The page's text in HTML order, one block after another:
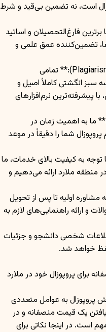
است، نه تضمین بی‌قید و شرط
فارغ‌التحصیلان و اساتید
تضمین‌کننده عمق علمی و
* **اصالت و عدم سرقت ادبی (Plagiarism-Free):** تمامی
انگشتی کاملاً اصیل و
پیشرفته‌ترین نرم‌افزارهای
ما به اهمیت زمان در
شما را دقیقاً در موعد
به کیفیت بالای خدمات، ما
منطقه ملارد ارائه می‌دهیم و
اولیه تا پس از تحویل
و ارائه راهنمایی‌های لازم به
شخصی دانشجو و جزئیات
خواهد شد.
برای پروپوزال خود در ملارد
پروپوزال به عوامل متعددی
یافتن یک قیمت منصفانه و در
است. در اینجا نکاتی برای